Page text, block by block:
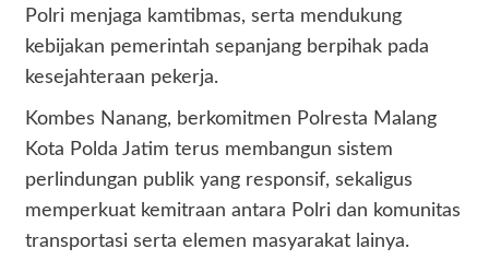
Polri menjaga kamtibmas, serta mendukung
kebijakan pemerintah sepanjang berpihak pada
kesejahteraan pekerja.
Kombes Nanang, berkomitmen Polresta Malang
Kota Polda Jatim terus membangun sistem
perlindungan publik yang responsif, sekaligus
memperkuat kemitraan antara Polri dan komunitas
transportasi serta elemen masyarakat lainya.